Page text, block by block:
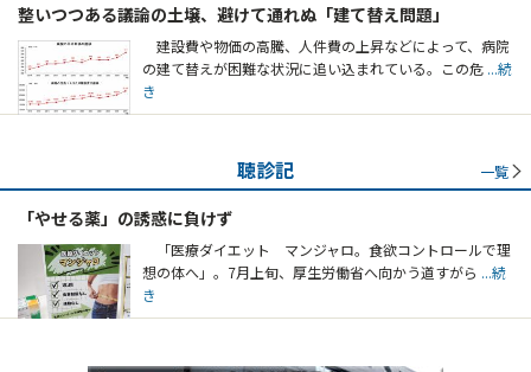
整いつつある議論の土壌、避けて通れぬ「建て替え問題」
建設費や物価の高騰、人件費の上昇などによって、病院
の建て替えが困難な状況に追い込まれている。この危 ...続
き
聴診記 一覧
「やせる薬」の誘惑に負けず
「医療ダイエット マンジャロ。食欲コントロールで理
想の体へ」。7月上旬、厚生労働省へ向かう道すがら ...続
き